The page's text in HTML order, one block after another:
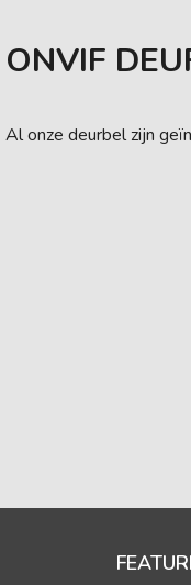
ONVIF
Al onze deurbel zijn